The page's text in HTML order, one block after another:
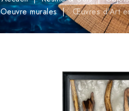
Oeuvre murales
Œuvres d'Art